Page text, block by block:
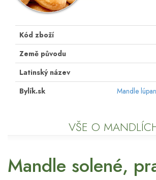
Kód zboží
Země původu
Latinský název
Bylík.sk
Mandle
VŠE O
Mandle solené,